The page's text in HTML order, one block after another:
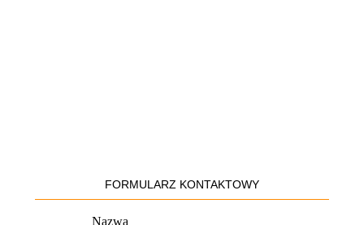
FORMULARZ KONTAKTOWY
Nazwa